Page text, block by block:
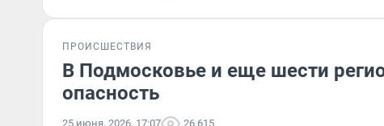
ПРОИСШЕСТВИЯ
В Подмосковье и еще шести
опасность
25 июня, 2026, 17:07 26 615